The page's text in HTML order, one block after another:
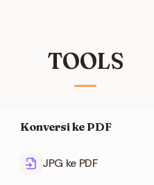
TOOLS
Konversi ke PDF
JPG ke PDF